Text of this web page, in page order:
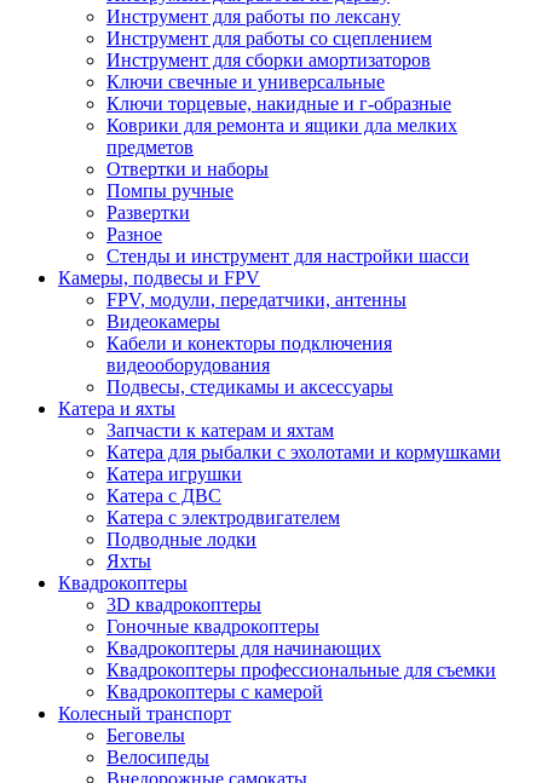
Инструмент для работы по лексану
Инструмент для работы со сцеплением
Инструмент для сборки амортизаторов
Ключи свечные и универсальные
Ключи торцевые, накидные и г-образные
Коврики для ремонта и ящики дла мелких
предметов
Отвертки и наборы
Помпы ручные
Развертки
Разное
Стенды и инструмент для настройки шасси
Камеры, подвесы и FPV
FPV, модули, передатчики, антенны
Видеокамеры
Кабели и конекторы подключения
видеооборудования
Подвесы, стедикамы и аксессуары
Катера и яхты
Запчасти к катерам и яхтам
Катера для рыбалки с эхолотами и кормушками
Катера игрушки
Катера с ДВС
Катера с электродвигателем
Подводные лодки
Яхты
Квадрокоптеры
3D квадрокоптеры
Гоночные квадрокоптеры
Квадрокоптеры для начинающих
Квадрокоптеры профессиональные для съемки
Квадрокоптеры с камерой
Колесный транспорт
Беговелы
Велосипеды
Внедорожные самокаты